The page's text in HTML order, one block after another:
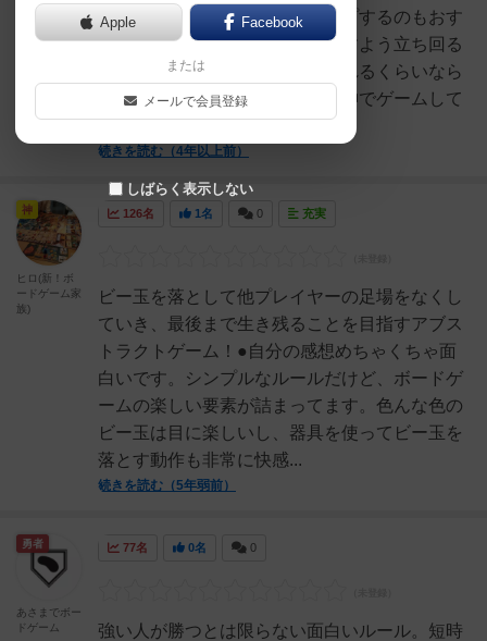
とされないよう、自分からワープするのもおす
すめ。相手のワープゾーンを消すよう立ち回る
のも◎。私たちは相手に落とされるくらいなら
自分のカラーは自分で落とす精神でゲームして
ました。（笑）実際にゲ...
続きを読む（4年以上前）
126名 1名 0 充実
ビー玉を落として他プレイヤーの足場をなくし
ていき、最後まで生き残ることを目指すアブス
トラクトゲーム！●自分の感想めちゃくちゃ面
白いです。シンプルなルールだけど、ボードゲ
ームの楽しい要素が詰まってます。色んな色の
ビー玉は目に楽しいし、器具を使ってビー玉を
落とす動作も非常に快感...
続きを読む（5年弱前）
神
ヒロ(新！ボ
ードゲーム家
族)
77名 0名 0
強い人が勝つとは限らない面白いルール。短時
勇者
あさまでボー
ドゲーム
Apple Facebook
または
メールで会員登録
しばらく表示しない